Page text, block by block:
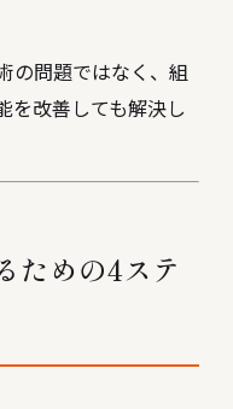
の問題ではなく、組
を改善しても解決し
ための4ステ